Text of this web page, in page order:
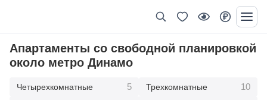
Апартаменты со свободной планировкой
около метро Динамо
Четырехкомнатные 5 Трехкомнатные 10